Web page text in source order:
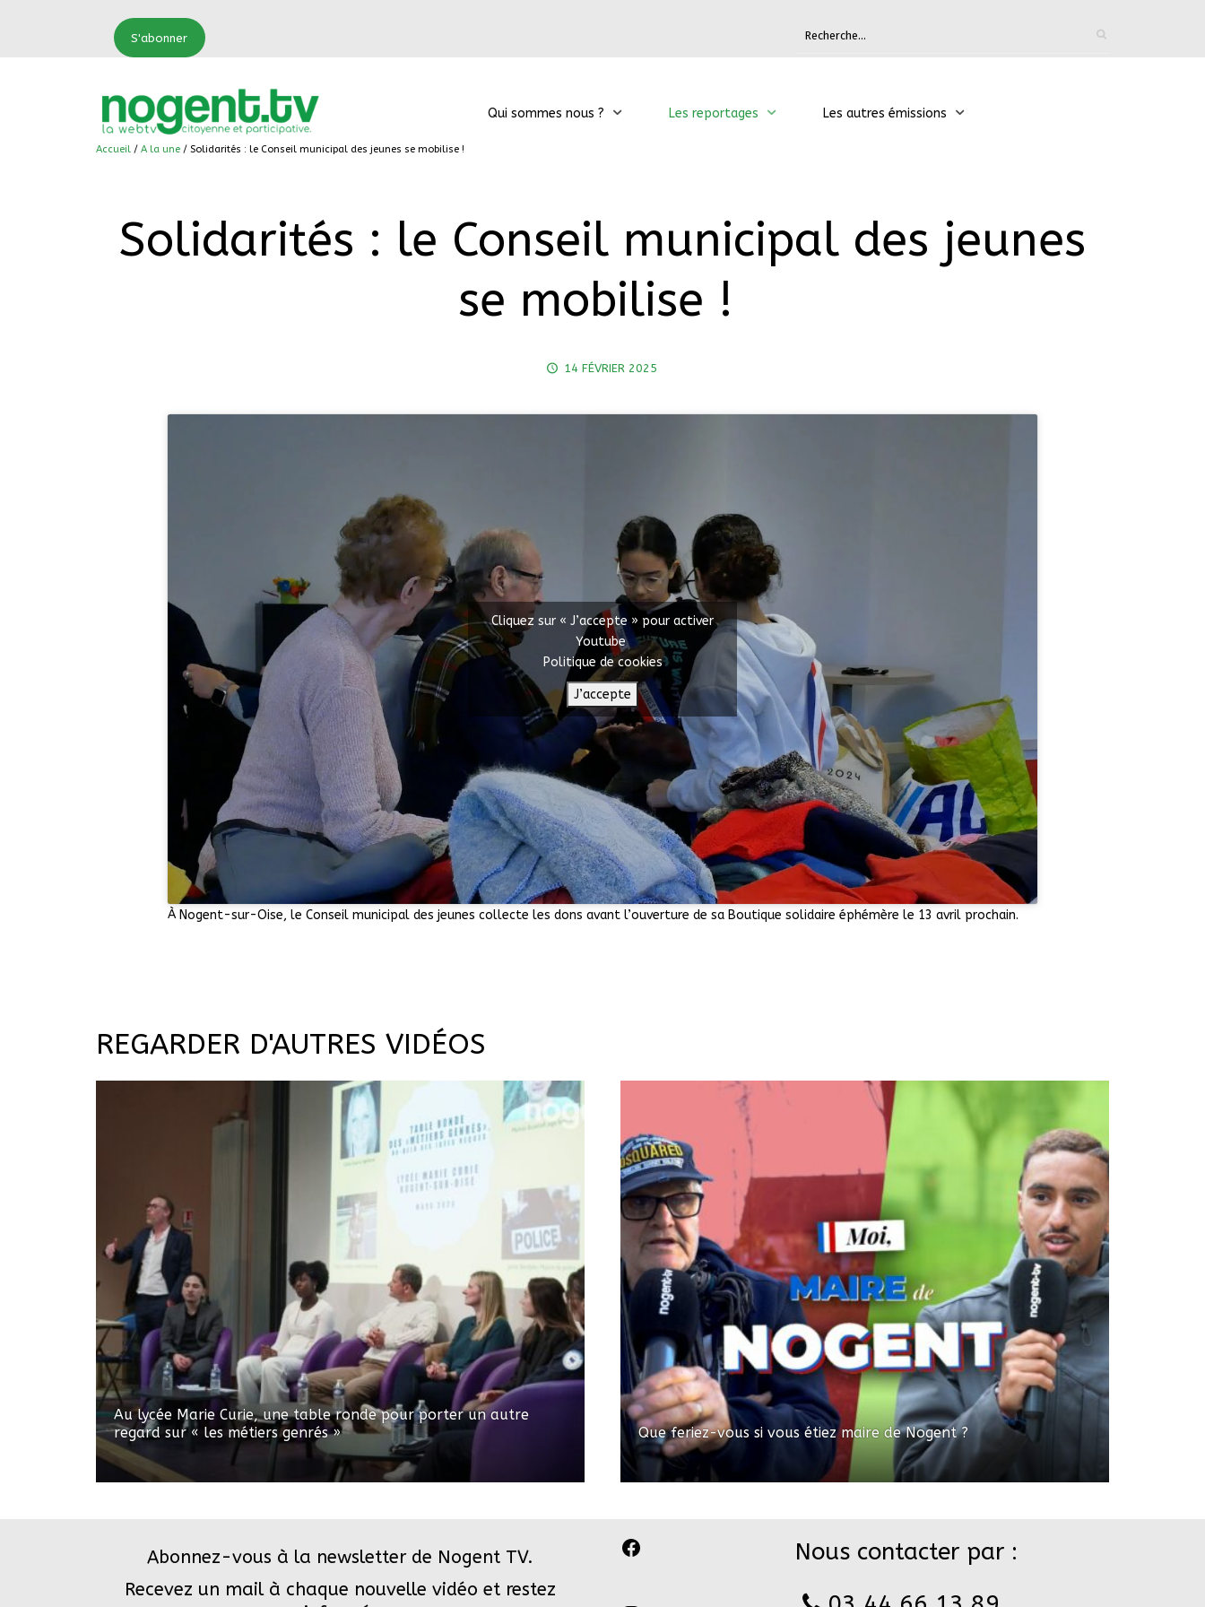
S'abonner
Qui sommes nous ? Les reportages Les autres émissions
Accueil / A la une / Solidarités : le Conseil municipal des jeunes se mobilise !
Solidarités : le Conseil municipal des jeunes
se mobilise !
14 FÉVRIER 2025
Cliquez sur « J’accepte » pour activer
Youtube
Politique de cookies
J’accepte
À Nogent-sur-Oise, le Conseil municipal des jeunes collecte les dons avant l’ouverture de sa Boutique solidaire éphémère le 13 avril prochain.
REGARDER D'AUTRES VIDÉOS
Au lycée Marie Curie, une table ronde pour porter un autre
regard sur « les métiers genrés »
Que feriez-vous si vous étiez maire de Nogent ?
Abonnez-vous à la newsletter de Nogent TV.
Recevez un mail à chaque nouvelle vidéo et restez
Facebook
Nous contacter par :